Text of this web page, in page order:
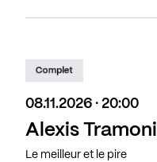
Complet
08.11.2026 · 20:00
Alexis Tramoni
Le meilleur et le pire